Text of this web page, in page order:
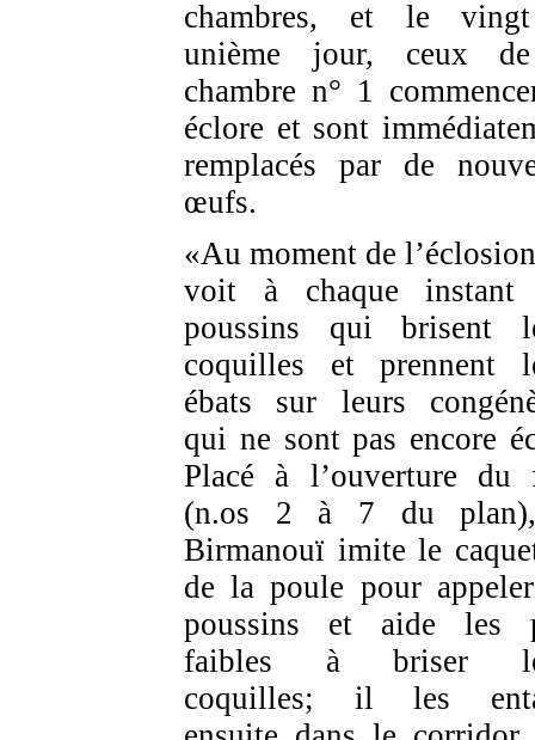
chambres, et le
unième jour, ceux
chambre n° 1
éclore et sont
remplacés par de
œufs.
«Au moment de
voit à chaque instant
poussins qui brisent
coquilles et prennent
ébats sur leurs
qui ne sont pas encore
Placé à l’ouverture du
(n.os 2 à 7 du
Birmanouï imite le
de la poule pour
poussins et aide les
faibles à briser
coquilles; il les